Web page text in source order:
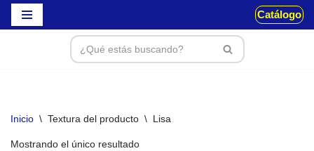
Catálogo
Inicio \ Textura del producto \ Lisa
Mostrando el único resultado